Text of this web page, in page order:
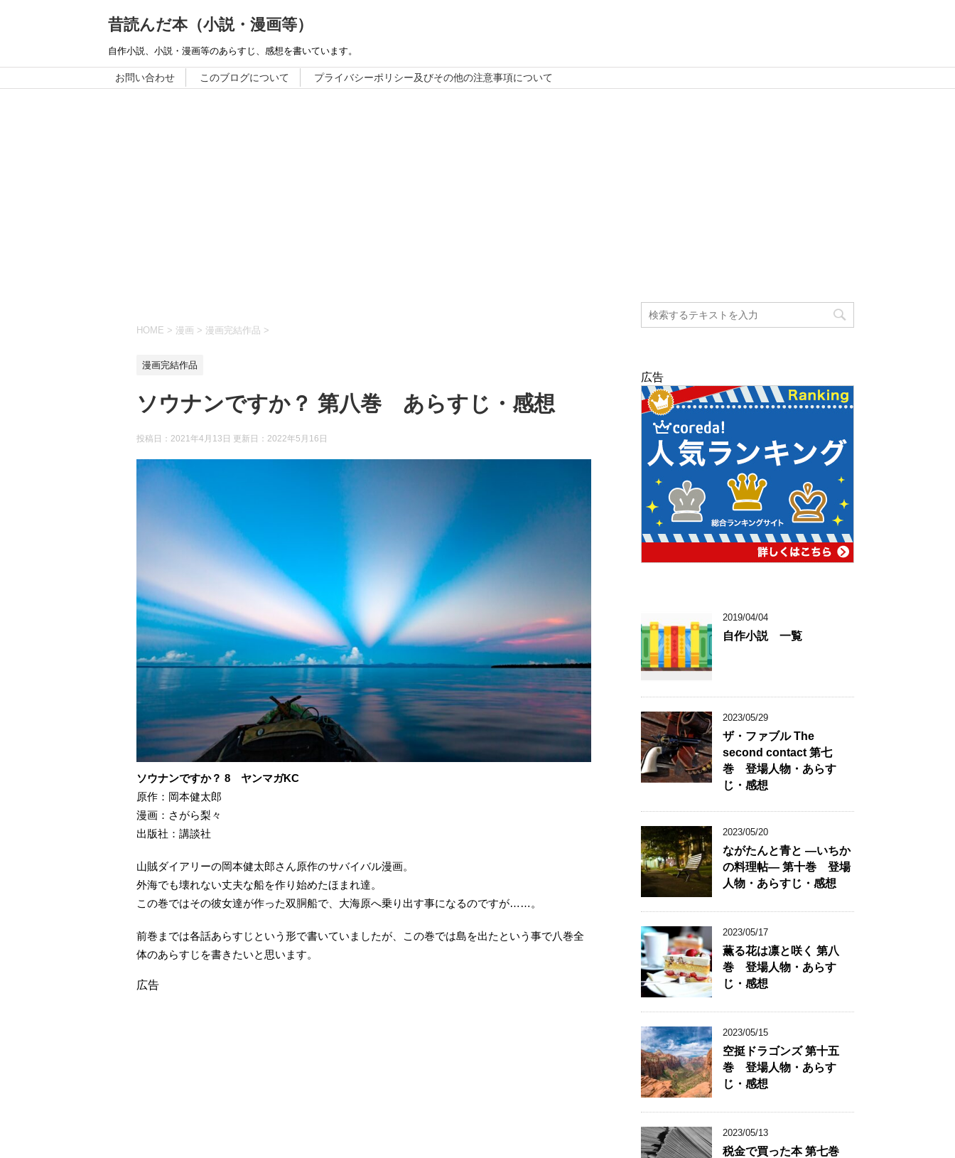
昔読んだ本（小説・漫画等）
自作小説、小説・漫画等のあらすじ、感想を書いています。
お問い合わせ このブログについて プライバシーポリシー及びその他の注意事項について
HOME > 漫画 > 漫画完結作品 >
漫画完結作品
ソウナンですか？ 第八巻 あらすじ・感想
投稿日：2021年4月13日 更新日： 2022年5月16日
ソウナンですか？ 8 ヤンマガKC
原作：岡本健太郎
漫画：さがら梨々
出版社：講談社
山賊ダイアリーの岡本健太郎さん原作のサバイバル漫画。
外海でも壊れない丈夫な船を作り始めたほまれ達。
この巻ではその彼女達が作った双胴船で、大海原へ乗り出す事になるのですが……。
前巻までは各話あらすじという形で書いていましたが、この巻では島を出たという事で八巻全
体のあらすじを書きたいと思います。
広告
広告
2019/04/04
自作小説 一覧
2023/05/29
ザ・ファブル The
second contact 第七
巻 登場人物・あらす
じ・感想
2023/05/20
ながたんと青と ―いちか
の料理帖― 第十巻 登場
人物・あらすじ・感想
2023/05/17
薫る花は凛と咲く 第八
巻 登場人物・あらす
じ・感想
2023/05/15
空挺ドラゴンズ 第十五
巻 登場人物・あらす
じ・感想
2023/05/13
税金で買った本 第七巻